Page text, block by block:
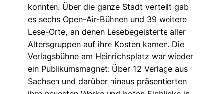
konnten. Über die ganze Stadt verteilt gab
es sechs Open-Air-Bühnen und 39 weitere
Lese-Orte, an denen Lesebegeisterte aller
Altersgruppen auf ihre Kosten kamen. Die
Verlagsbühne am Heinrichsplatz war wieder
ein Publikumsmagnet: Über 12 Verlage aus
Sachsen und darüber hinaus präsentierten